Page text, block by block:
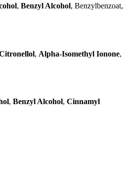
, Benzyl Alcohol, Benzylbenzoat,
, Alpha-Isomethyl Ionone,
, Benzyl Alcohol, Cinnamyl